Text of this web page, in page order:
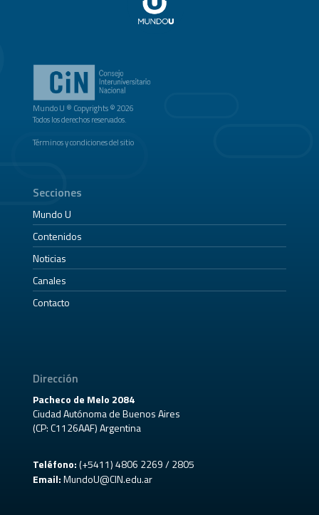
Mundo U ® Copyrights © 2026
Todos los derechos reservados.
Términos y condiciones del sitio
Secciones
Mundo U
Contenidos
Noticias
Canales
Contacto
Dirección
Pacheco de Melo 2084
Ciudad Autónoma de Buenos Aires
(CP: C1126AAF) Argentina
Teléfono:(+5411) 4806 2269 / 2805
Email: MundoU@CIN.edu.ar